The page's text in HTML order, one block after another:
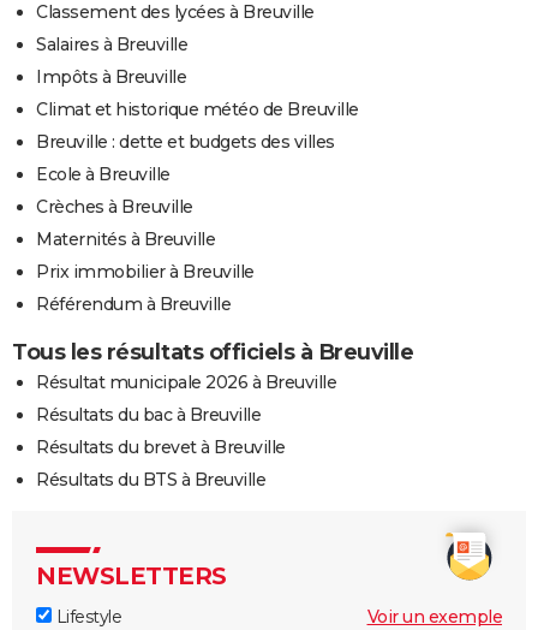
Classement des lycées à Breuville
Salaires à Breuville
Impôts à Breuville
Climat et historique météo de Breuville
Breuville : dette et budgets des villes
Ecole à Breuville
Crèches à Breuville
Maternités à Breuville
Prix immobilier à Breuville
Référendum à Breuville
Tous les résultats officiels à Breuville
Résultat municipale 2026 à Breuville
Résultats du bac à Breuville
Résultats du brevet à Breuville
Résultats du BTS à Breuville
NEWSLETTERS
Lifestyle
Voir un exemple